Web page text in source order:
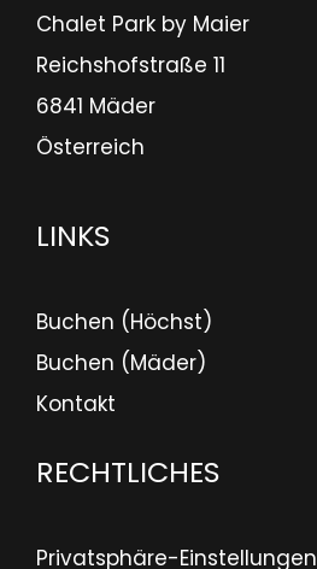
Chalet Park by Maier
Reichshofstraße 11
6841 Mäder
Österreich
LINKS
Buchen (Höchst)
Buchen (Mäder)
Kontakt
RECHTLICHES
Privatsphäre-Einstellungen